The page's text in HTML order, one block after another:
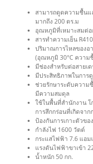
สามารถดูดความชื้น
มากถึง 200 ตร.ม
อุณหภูมิที่เหมาะสมต่อ
สารทำความเย็น
ปริมาณการไหลของอ
(อุณหภูมิ 30°C ความ
มีช่องสำหรับต่อสายเ
มีประสิทธิภาพในการ
ช่วยรักษาระดับความ
มีความสมดุล
ใช้ในพื้นที่สำนักงาน โ
การสึกกร่อนที่เกิดจา
ป้องกันการเกาะตัวข
กำลังไฟ 1600 วัตต์
กระแสไฟฟ้า 7.6 แอม
แรงดันไฟฟ้าขาเข้า
น้ำหนัก 50 กก.